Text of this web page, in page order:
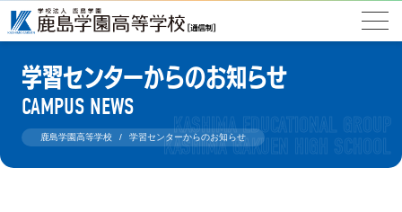
学習センターからのお知らせ
CAMPUS NEWS
鹿島学園高等学校 学習センターからのお知らせ